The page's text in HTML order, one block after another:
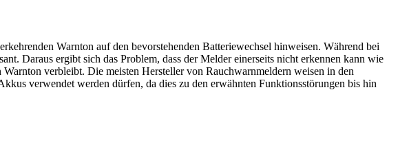
Warnton auf den bevorstehenden Batteriewechsel hinweisen. Während bei
Daraus ergibt sich das Problem, dass der Melder einerseits nicht erkennen kann wie
verbleibt. Die meisten Hersteller von Rauchwarnmeldern weisen in den
verwendet werden dürfen, da dies zu den erwähnten Funktionsstörungen bis hin